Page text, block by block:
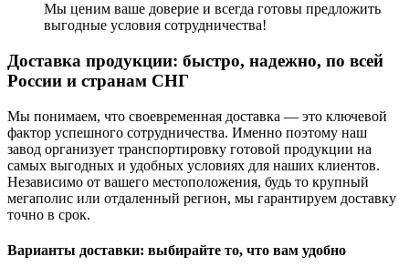
Мы ценим ваше доверие и всегда готовы предложить
выгодные условия сотрудничества!
Доставка продукции: быстро, надежно, по всей
России и странам СНГ
Мы понимаем, что своевременная доставка — это ключевой
фактор успешного сотрудничества. Именно поэтому наш
завод организует транспортировку готовой продукции на
самых выгодных и удобных условиях для наших клиентов.
Независимо от вашего местоположения, будь то крупный
мегаполис или отдаленный регион, мы гарантируем доставку
точно в срок.
Варианты доставки: выбирайте то, что вам удобно